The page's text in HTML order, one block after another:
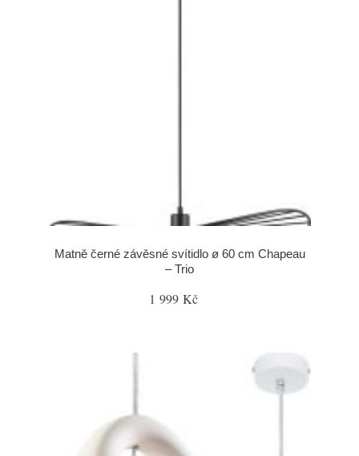
Matně černé závěsné svítidlo ø 60 cm Chapeau
– Trio
1 999 Kč